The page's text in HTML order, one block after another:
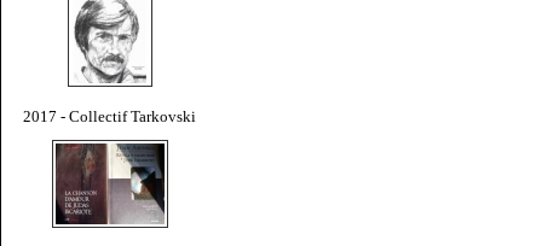
2017 - Collectif Tarkovski